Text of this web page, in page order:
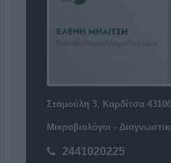
Σταμούλη 3, Καρδίτσα 43100
Μικροβιολόγοι -
2441020225